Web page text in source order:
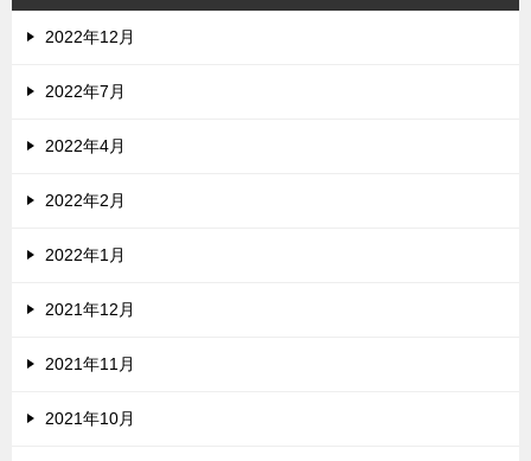
2022年12月
2022年7月
2022年4月
2022年2月
2022年1月
2021年12月
2021年11月
2021年10月